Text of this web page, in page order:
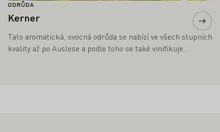
ODRŮDA
Kerner
Tato aromatická, ovocná odrůda se nabízí ve všech stupních
kvality až po Auslese a podle toho se také vinifikuje.